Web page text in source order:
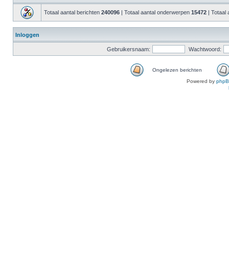
Totaal aantal berichten 240096 | Totaal aantal onderwerpen 15472 | Totaal
Inloggen
Gebruikersnaam: Wachtwoord:
Ongelezen berichten
Powered by